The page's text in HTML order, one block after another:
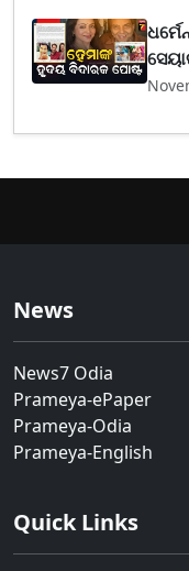
News
News7 Odia
Prameya-ePaper
Prameya-Odia
Prameya-English
Quick Links